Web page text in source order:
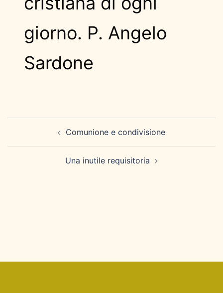
giorno. P. Angelo
Sardone
Comunione e condivisione
Una inutile requisitoria